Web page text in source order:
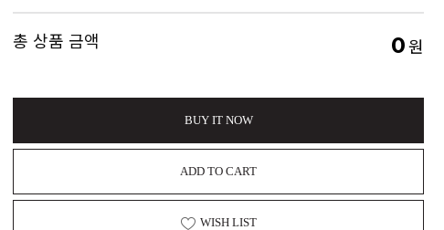
총 상품 금액 0원
BUY IT NOW
ADD TO CART
WISH LIST